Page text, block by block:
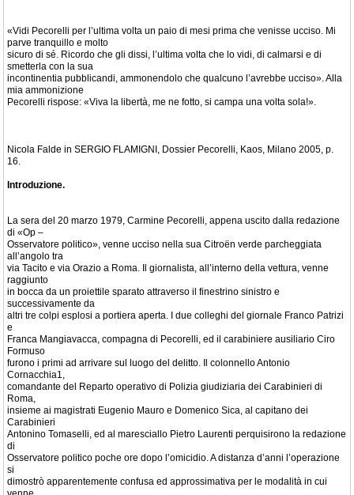
«Vidi Pecorelli per l’ultima volta un paio di mesi prima che venisse ucciso. Mi
parve tranquillo e molto
sicuro di sé. Ricordo che gli dissi, l’ultima volta che lo vidi, di calmarsi e di
smetterla con la sua
incontinentia pubblicandi, ammonendolo che qualcuno l’avrebbe ucciso». Alla
mia ammonizione
Pecorelli rispose: «Viva la libertà, me ne fotto, si campa una volta sola!».
Nicola Falde in SERGIO FLAMIGNI, Dossier Pecorelli, Kaos, Milano 2005, p.
16.
Introduzione.
La sera del 20 marzo 1979, Carmine Pecorelli, appena uscito dalla redazione
di «Op –
Osservatore politico», venne ucciso nella sua Citroën verde parcheggiata
all’angolo tra
via Tacito e via Orazio a Roma. Il giornalista, all’interno della vettura, venne
raggiunto
in bocca da un proiettile sparato attraverso il finestrino sinistro e
successivamente da
altri tre colpi esplosi a portiera aperta. I due colleghi del giornale Franco Patrizi
e
Franca Mangiavacca, compagna di Pecorelli, ed il carabiniere ausiliario Ciro
Formuso
furono i primi ad arrivare sul luogo del delitto. Il colonnello Antonio
Cornacchia1,
comandante del Reparto operativo di Polizia giudiziaria dei Carabinieri di
Roma,
insieme ai magistrati Eugenio Mauro e Domenico Sica, al capitano dei
Carabinieri
Antonino Tomaselli, ed al maresciallo Pietro Laurenti perquisirono la redazione
di
Osservatore politico poche ore dopo l’omicidio. A distanza d’anni l’operazione
si
dimostrò apparentemente confusa ed approssimativa per le modalità in cui